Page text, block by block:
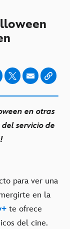
en otras
servicio de
para ver una
en la
te ofrece
del cine.